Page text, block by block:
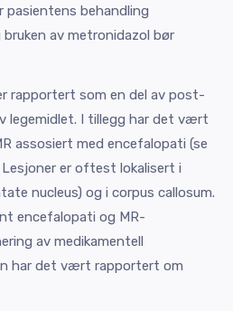
behandling
av metronidazol bør
rapportert som en del av post-
legemidlet. I tillegg har det vært
assosiert med encefalopati (se
er oftest lokalisert i
nucleus) og i corpus callosum.
encefalopati og MR-
av medikamentell
har det vært rapportert om